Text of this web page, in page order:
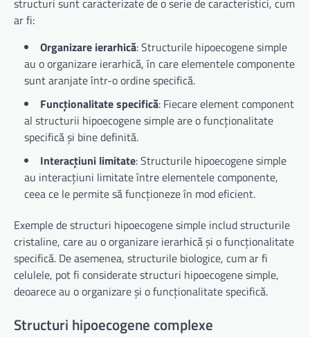
structuri sunt caracterizate de o serie de caracteristici, cum
ar fi:
Organizare ierarhică: Structurile hipoecogene simple
au o organizare ierarhică, în care elementele componente
sunt aranjate într-o ordine specifică.
Funcționalitate specifică: Fiecare element component
al structurii hipoecogene simple are o funcționalitate
specifică și bine definită.
Interacțiuni limitate: Structurile hipoecogene simple
au interacțiuni limitate între elementele componente,
ceea ce le permite să funcționeze în mod eficient.
Exemple de structuri hipoecogene simple includ structurile
cristaline, care au o organizare ierarhică și o funcționalitate
specifică. De asemenea, structurile biologice, cum ar fi
celulele, pot fi considerate structuri hipoecogene simple,
deoarece au o organizare și o funcționalitate specifică.
Structuri hipoecogene complexe